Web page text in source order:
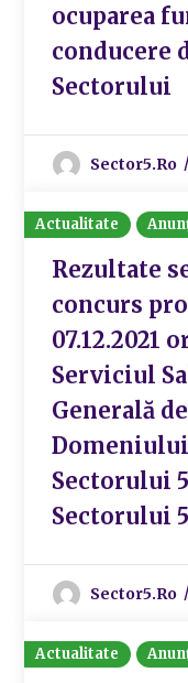
ocuparea
conducere
Sectorului
Sector5.ro
Actualitate
Rezultate
concurs
07.12.2021
Serviciul
Generală
Sectorului
Sectorului 5
Sector5.ro
Actualitate